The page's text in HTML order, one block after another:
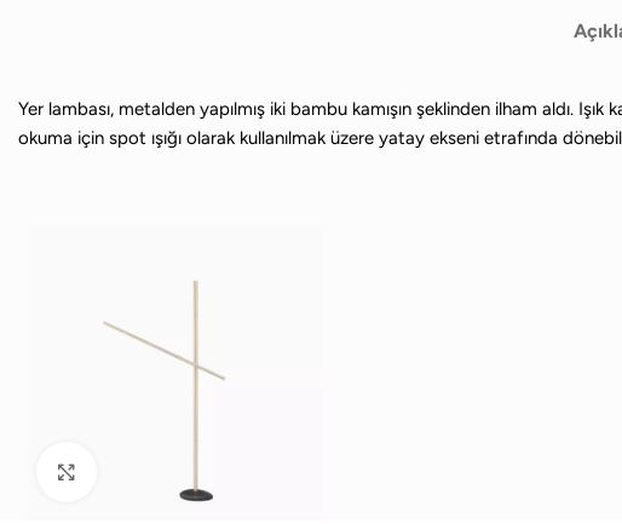
Yer lambası, metalden yapılmış iki bambu kamışın şeklinden ilham aldı.
okuma için spot ışığı olarak kullanılmak üzere yatay ekseni etrafında